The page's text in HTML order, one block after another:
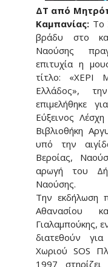
ΔΤ από
Καμπανίας: Το
βράδυ στο
Ναούσης
επιτυχία η
τίτλο: «ΧΕΡΙ
Ελλάδoς»,
επιμελήθηκε
Εύξεινος
Βιβλιοθήκη
υπό την
Βεροίας,
αρωγή του
Ναούσης.
Την εκδήλωση
Αθανασίου
Γιαλαμπούκης,
διατεθούν
Χωριού SOS
1997